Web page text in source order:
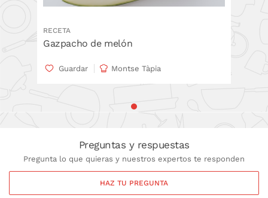
RECETA
Gazpacho de melón
Guardar Montse Tàpia
Preguntas y respuestas
Pregunta lo que quieras y nuestros expertos te responden
HAZ TU PREGUNTA